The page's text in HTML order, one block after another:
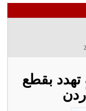
تهدد بقطع